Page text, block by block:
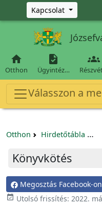
Ugrás a fő tartalomra
Kapcsolat

Otthon

Ügyintéz…

Válasszon a
Otthon Hirdetőtábla
Könyvkötés
Megosztás Facebook-on
 Utolsó frissítés: 2022.